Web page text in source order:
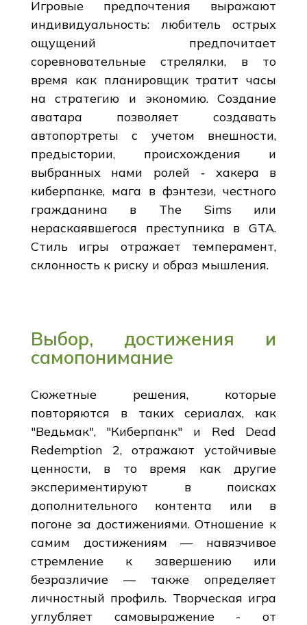
Игровые предпочтения выражают
индивидуальность: любитель острых
ощущений предпочитает
соревновательные стрелялки, в то
время как планировщик тратит часы
на стратегию и экономию. Создание
аватара позволяет создавать
автопортреты с учетом внешности,
предыстории, происхождения и
выбранных нами ролей ‑ хакера в
киберпанке, мага в фэнтези, честного
гражданина в The Sims или
нераскаявшегося преступника в GTA.
Стиль игры отражает темперамент,
склонность к риску и образ мышления.
Выбор, достижения и
самопонимание
Сюжетные решения, которые
повторяются в таких сериалах, как
"Ведьмак", "Киберпанк" и Red Dead
Redemption 2, отражают устойчивые
ценности, в то время как другие
экспериментируют в поисках
дополнительного контента или в
погоне за достижениями. Отношение к
самим достижениям — навязчивое
стремление к завершению или
безразличие — также определяет
личностный профиль. Творческая игра
углубляет самовыражение - от